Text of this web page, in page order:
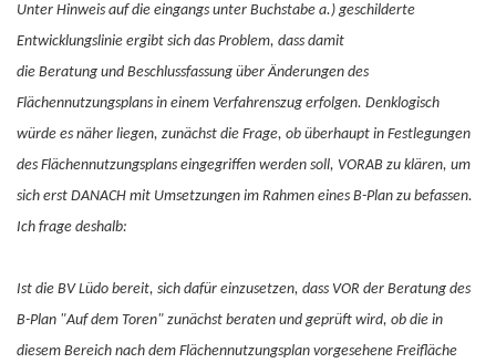
Unter Hinweis auf die eingangs unter Buchstabe a.) geschilderte
Entwicklungslinie ergibt sich das Problem, dass damit
die Beratung und Beschlussfassung über Änderungen des
Flächennutzungsplans in einem Verfahrenszug erfolgen. Denklogisch
würde es näher liegen, zunächst die Frage, ob überhaupt in Festlegungen
des Flächennutzungsplans eingegriffen werden soll, VORAB zu klären, um
sich erst DANACH mit Umsetzungen im Rahmen eines B-Plan zu befassen.
Ich frage deshalb:
Ist die BV Lüdo bereit, sich dafür einzusetzen, dass VOR der Beratung des
B-Plan "Auf dem Toren" zunächst beraten und geprüft wird, ob die in
diesem Bereich nach dem Flächennutzungsplan vorgesehene Freifläche